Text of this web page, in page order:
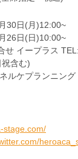
30日(月)12:00~
26日(日)10:00~
せ イープラス
含む)
ルケプランニング
stage.com/